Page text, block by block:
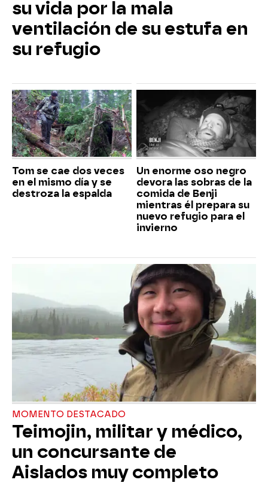
su vida por la mala
ventilación de su estufa en
su refugio
Tom se cae dos veces
en el mismo día y se
destroza la espalda
Un enorme oso negro
devora las sobras de la
comida de Benji
mientras él prepara su
nuevo refugio para el
invierno
MOMENTO DESTACADO
Teimojin, militar y médico,
un concursante de
Aislados muy completo